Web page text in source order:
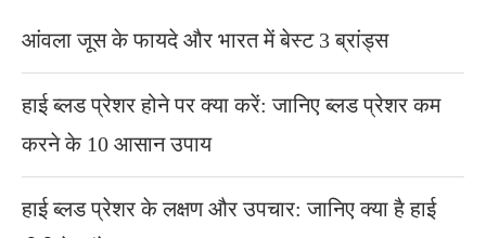
आंवला जूस के फायदे और भारत में बेस्ट 3 ब्रांड्स
हाई ब्लड प्रेशर होने पर क्या करें: जानिए ब्लड प्रेशर कम
करने के 10 आसान उपाय
हाई ब्लड प्रेशर के लक्षण और उपचार: जानिए क्या है हाई